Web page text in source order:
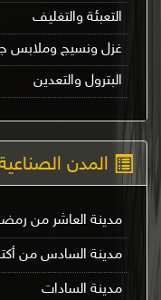
التعبئة والتغليف
غزل ونسيج وملابس
البترول والتعدين
المدن
مدينة العاشر من
مدينة السادس من
مدينة السادات